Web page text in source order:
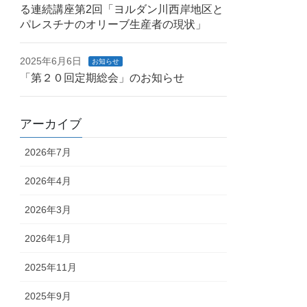
る連続講座第2回「ヨルダン川西岸地区と
パレスチナのオリーブ生産者の現状」
2025年6月6日 お知らせ
「第２０回定期総会」のお知らせ
アーカイブ
2026年7月
2026年4月
2026年3月
2026年1月
2025年11月
2025年9月